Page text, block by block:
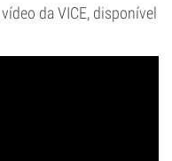
da VICE, disponível